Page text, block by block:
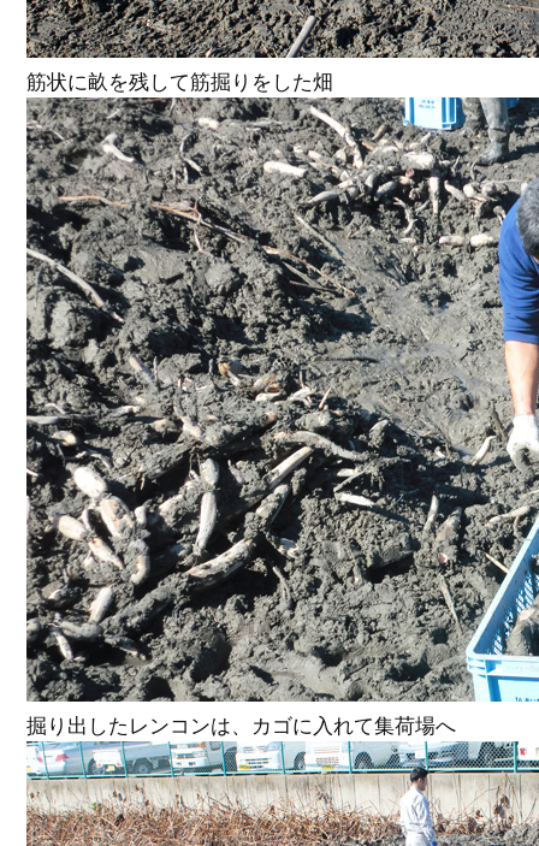
筋状に畝を残して筋掘りをした畑
掘り出したレンコンは、カゴに入れて集荷場へ